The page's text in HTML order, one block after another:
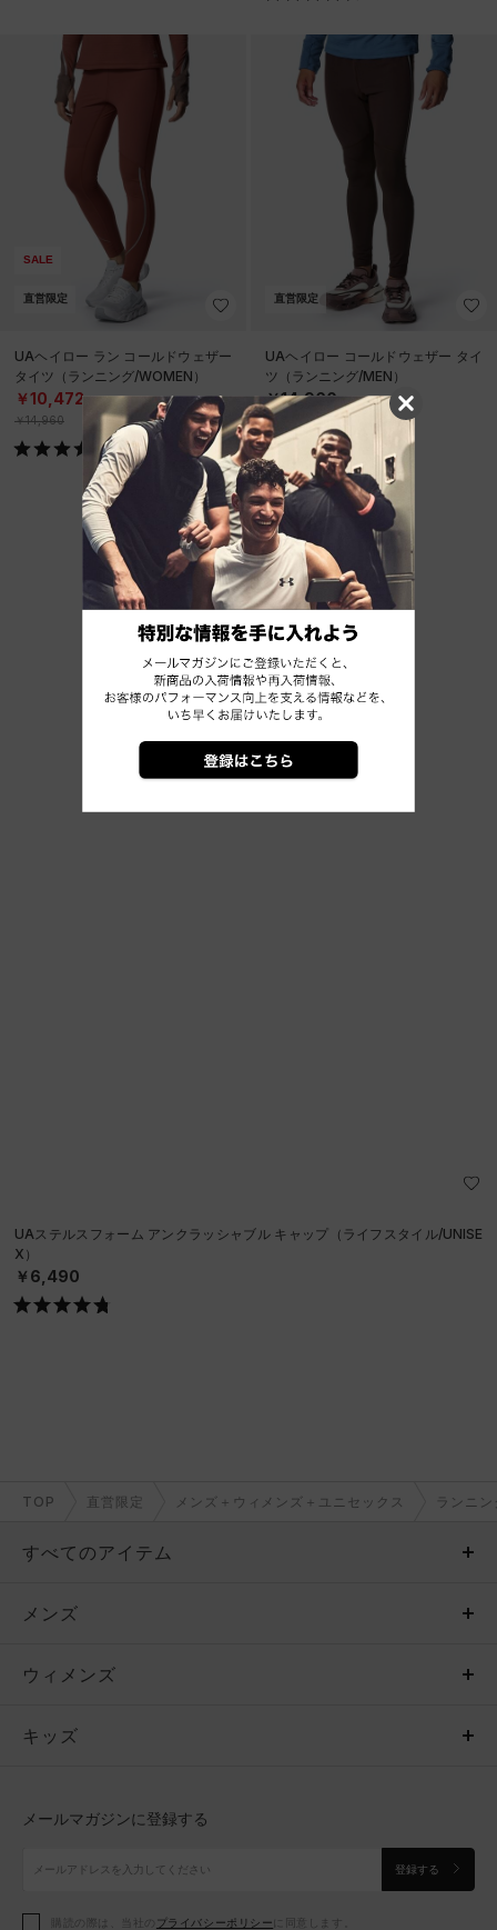
SALE
直営限定
UAヘイロー ラン コールドウェザー
タイツ（ランニング/WOMEN）
￥10,472
30%OFF
￥14,960
直営限定
UAヘイロー コールドウェザー タイ
ツ（ランニング/MEN）
￥14,960
他のおすすめアイテム
UAステルスフォーム アンクラッシャブル キャップ（ライフスタイル/UNISE
X）
￥6,490
TOP 直営限定 メンズ＋ウィメンズ＋ユニセックス ランニ
すべてのアイテム
メンズ
ウィメンズ
キッズ
アクセサリー
メンズ
トップス
ボトムス
アクセサリー
ウィメンズ
トップス
シューズ
アクセサリー
キッズ
シューズ
メールマガジンに登録する
登録する
購読の際は、当社の プライバシーポリシー に同意します。